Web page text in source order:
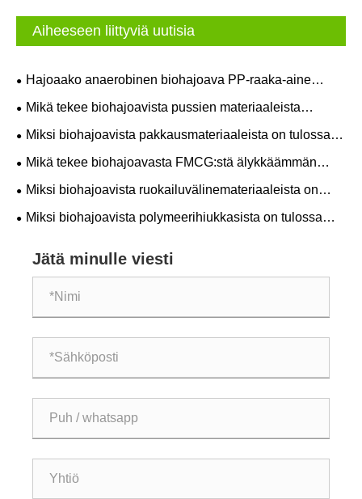
Aiheeseen liittyviä uutisia
Hajoaako anaerobinen biohajoava PP-raaka-aine
todella kaatopaikkaolosuhteissa, vai onko väitettä
Mikä tekee biohajoavista pussien materiaaleista
käytännöllisiä nykyaikaisille pakkausten ostajille?
Miksi biohajoavista pakkausmateriaaleista on tulossa
nykyaikaisten pakkausten ostajien käytännöllinen
Mikä tekee biohajoavasta FMCG:stä älykkäämmän
valinnan nykyaikaisille brändeille?
Miksi biohajoavista ruokailuvälinemateriaaleista on
tulossa älykkäämpi valinta nykyaikaiseen
Miksi biohajoavista polymeerihiukkasista on tulossa
Jätä minulle viesti